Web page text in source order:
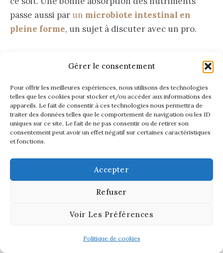
Gérer le consentement
Pour offrir les meilleures expériences, nous utilisons des technologies
telles que les cookies pour stocker et/ou accéder aux informations des
appareils. Le fait de consentir à ces technologies nous permettra de
traiter des données telles que le comportement de navigation ou les ID
uniques sur ce site. Le fait de ne pas consentir ou de retirer son
consentement peut avoir un effet négatif sur certaines caractéristiques
et fonctions.
Accepter
Refuser
Voir Les Préférences
Politique de cookies
passe aussi par un microbiote intestinal en
pleine forme, un sujet à discuter avec un pro.
aventure passionnante vers une meilleure
version de soi-même, loin des clichés de la
malbouffe ! 🚀
J’ai adoré partager ces astuces avec vous, car je
sais que la patience et la régularité seront vos
Alors, prêt(e) à passer à l’action et à
votre quotidien ? À vous de jouer